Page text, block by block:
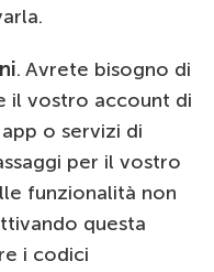
. Avrete bisogno di
il vostro account di
o servizi di
per il vostro
funzionalità non
questa
i codici